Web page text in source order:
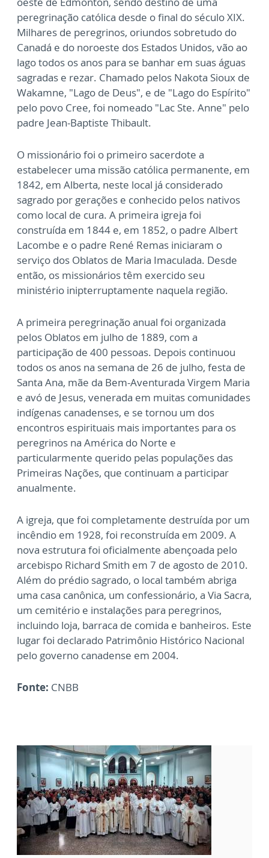
peregrinação católica desde o final do século XIX.
Milhares de peregrinos, oriundos sobretudo do
Canadá e do noroeste dos Estados Unidos, vão ao
lago todos os anos para se banhar em suas águas
sagradas e rezar. Chamado pelos Nakota Sioux de
Wakamne, "Lago de Deus", e de "Lago do Espírito"
pelo povo Cree, foi nomeado "Lac Ste. Anne" pelo
padre Jean-Baptiste Thibault.
O missionário foi o primeiro sacerdote a
estabelecer uma missão católica permanente, em
1842, em Alberta, neste local já considerado
sagrado por gerações e conhecido pelos nativos
como local de cura. A primeira igreja foi
construída em 1844 e, em 1852, o padre Albert
Lacombe e o padre René Remas iniciaram o
serviço dos Oblatos de Maria Imaculada. Desde
então, os missionários têm exercido seu
ministério inipterruptamente naquela região.
A primeira peregrinação anual foi organizada
pelos Oblatos em julho de 1889, com a
participação de 400 pessoas. Depois continuou
todos os anos na semana de 26 de julho, festa de
Santa Ana, mãe da Bem-Aventurada Virgem Maria
e avó de Jesus, venerada em muitas comunidades
indígenas canadenses, e se tornou um dos
encontros espirituais mais importantes para os
peregrinos na América do Norte e
particularmente querido pelas populações das
Primeiras Nações, que continuam a participar
anualmente.
A igreja, que foi completamente destruída por um
incêndio em 1928, foi reconstruída em 2009. A
nova estrutura foi oficialmente abençoada pelo
arcebispo Richard Smith em 7 de agosto de 2010.
Além do prédio sagrado, o local também abriga
uma casa canônica, um confessionário, a Via Sacra,
um cemitério e instalações para peregrinos,
incluindo loja, barraca de comida e banheiros. Este
lugar foi declarado Patrimônio Histórico Nacional
pelo governo canadense em 2004.
Fonte: CNBB